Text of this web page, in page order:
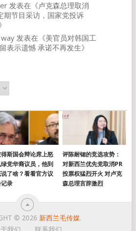
发表在《卢克森总理取消
期节目采访，国家党投诉
发表在《美官员对韩国工
表示遗憾 承诺不再发生》
斯国会辩论席上怒
党华裔议员，他到
了啥？看看官方议
录
评陈耐锶的竞选攻势：
对新西兰优先党取消PR
投票权猛烈开火 对卢克
森总理言辞激烈
© 2026 新西兰毛传媒.